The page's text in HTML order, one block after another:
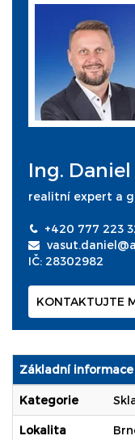
Ing. Daniel
realitní expert a
+420 777 223
IČ: 28302982
KONTAKTUJTE
Základní informace
Kategorie
Lokalita